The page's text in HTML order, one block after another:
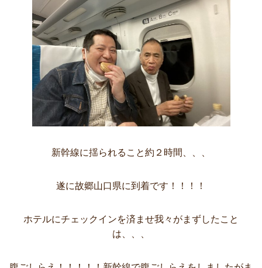
新幹線に揺られること約２時間、、、
遂に故郷山口県に到着です！！！！
ホテルにチェックインを済ませ我々がまずしたこと
は、、、